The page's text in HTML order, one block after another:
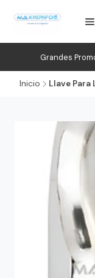
Grandes
Inicio Llave Para